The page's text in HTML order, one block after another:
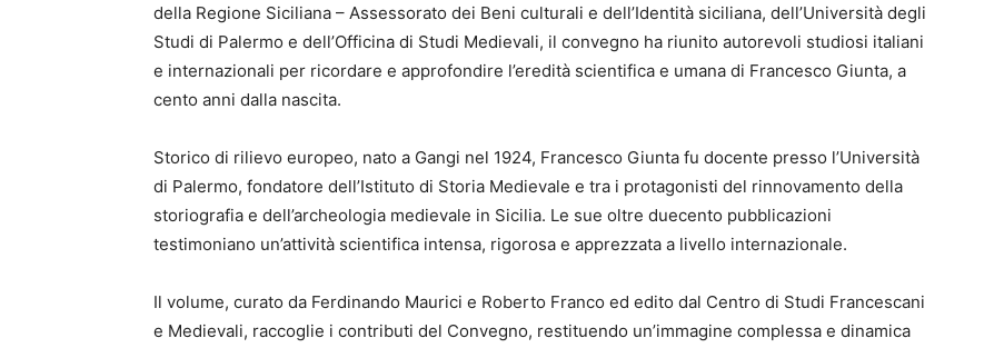
della Regione Siciliana – Assessorato dei Beni culturali e dell’Identità siciliana, dell’Università degli
Studi di Palermo e dell’Officina di Studi Medievali, il convegno ha riunito autorevoli studiosi italiani
e internazionali per ricordare e approfondire l’eredità scientifica e umana di Francesco Giunta, a
cento anni dalla nascita.
Storico di rilievo europeo, nato a Gangi nel 1924, Francesco Giunta fu docente presso l’Università
di Palermo, fondatore dell’Istituto di Storia Medievale e tra i protagonisti del rinnovamento della
storiografia e dell’archeologia medievale in Sicilia. Le sue oltre duecento pubblicazioni
testimoniano un’attività scientifica intensa, rigorosa e apprezzata a livello internazionale.
Il volume, curato da Ferdinando Maurici e Roberto Franco ed edito dal Centro di Studi Francescani
e Medievali, raccoglie i contributi del Convegno, restituendo un’immagine complessa e dinamica